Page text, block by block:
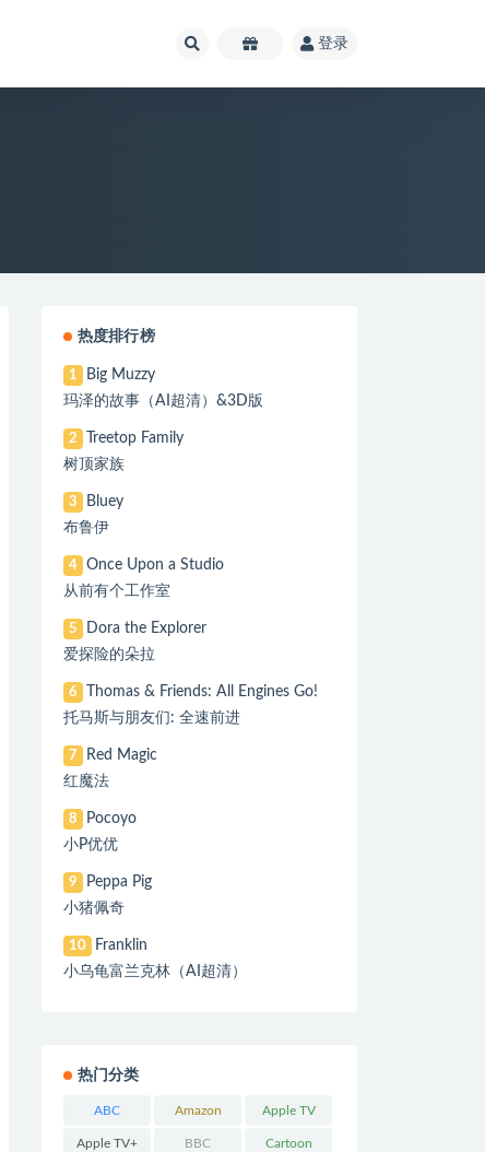
登录
热度排行榜
1
Big Muzzy
玛泽的故事（AI超清）&3D版
2
Treetop Family
树顶家族
3
Bluey
布鲁伊
4
Once Upon a Studio
从前有个工作室
5
Dora the Explorer
爱探险的朵拉
6
Thomas & Friends: All Engines Go!
托马斯与朋友们: 全速前进
7
Red Magic
红魔法
8
Pocoyo
小P优优
9
Peppa Pig
小猪佩奇
10
Franklin
小乌龟富兰克林（AI超清）
热门分类
ABC Amazon
Prime
Apple TV
Apple TV+ BBC Cartoon